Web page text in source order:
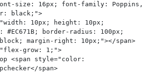
size: 16px; font-family: Poppins,
black;">
#EC671B; border-radius: 100px;
margin-right: 10px;"></span>
span>